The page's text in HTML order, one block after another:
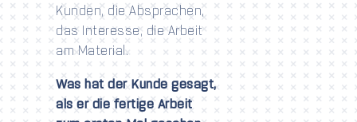
Kunden, die Absprachen,
das Interesse, die Arbeit
am Material.
Was hat der Kunde gesagt,
als er die fertige Arbeit